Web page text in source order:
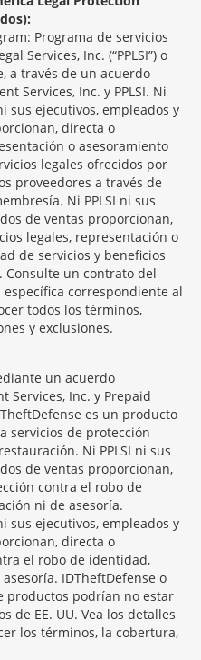
Programa de servicios
Services, Inc. (“PPLSI”) o
a través de un acuerdo
Services, Inc. y PPLSI. Ni
sus ejecutivos, empleados y
directa o
o asesoramiento
legales ofrecidos por
proveedores a través de
Ni PPLSI ni sus
de ventas proporcionan,
legales, representación o
de servicios y beneficios
Consulte un contrato del
correspondiente al
todos los términos,
y exclusiones.
un acuerdo
Services, Inc. y Prepaid
es un producto
servicios de protección
Ni PPLSI ni sus
de ventas proporcionan,
contra el robo de
ni de asesoría.
sus ejecutivos, empleados y
directa o
el robo de identidad,
IDTheftDefense o
productos podrían no estar
de EE. UU. Vea los detalles
los términos, la cobertura,